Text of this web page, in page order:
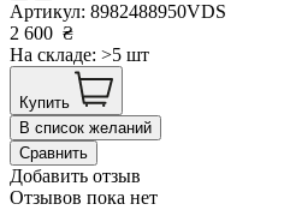
Артикул: 8982488950VDS
2 600 ₴
На складе: >5 шт
Купить
В список желаний
Сравнить
Добавить отзыв
Отзывов пока нет